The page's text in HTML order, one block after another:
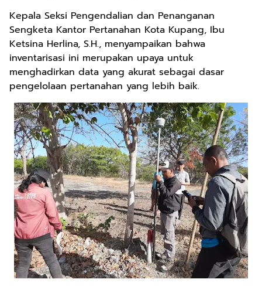
Kepala Seksi Pengendalian dan Penanganan
Sengketa Kantor Pertanahan Kota Kupang, Ibu
Ketsina Herlina, S.H., menyampaikan bahwa
inventarisasi ini merupakan upaya untuk
menghadirkan data yang akurat sebagai dasar
pengelolaan pertanahan yang lebih baik.